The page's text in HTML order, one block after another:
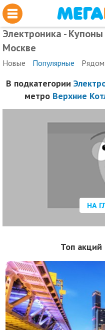
Электроника -
Москве
Новые Популярные Рядом
В подкатегории
метро Верхние
НА
Топ акций